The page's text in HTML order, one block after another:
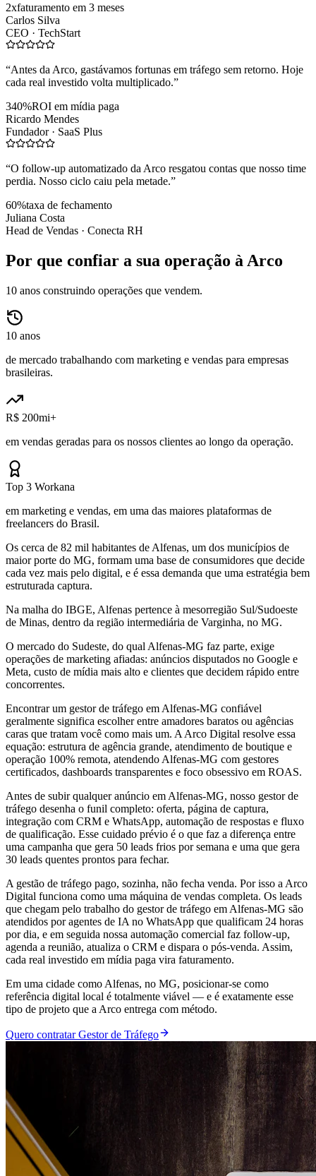
2xfaturamento em 3 meses
Carlos Silva
CEO · TechStart
“Antes da Arco, gastávamos fortunas em tráfego sem retorno. Hoje
cada real investido volta multiplicado.”
340%ROI em mídia paga
Ricardo Mendes
Fundador · SaaS Plus
“O follow-up automatizado da Arco resgatou contas que nosso time
perdia. Nosso ciclo caiu pela metade.”
60%taxa de fechamento
Juliana Costa
Head de Vendas · Conecta RH
Por que confiar a sua operação à Arco
10 anos construindo operações que vendem.
10 anos
de mercado trabalhando com marketing e vendas para empresas
brasileiras.
R$ 200mi+
em vendas geradas para os nossos clientes ao longo da operação.
Top 3 Workana
em marketing e vendas, em uma das maiores plataformas de
freelancers do Brasil.
Os cerca de 82 mil habitantes de Alfenas, um dos municípios de
maior porte do MG, formam uma base de consumidores que decide
cada vez mais pelo digital, e é essa demanda que uma estratégia bem
estruturada captura.
Na malha do IBGE, Alfenas pertence à mesorregião Sul/Sudoeste
de Minas, dentro da região intermediária de Varginha, no MG.
O mercado do Sudeste, do qual Alfenas-MG faz parte, exige
operações de marketing afiadas: anúncios disputados no Google e
Meta, custo de mídia mais alto e clientes que decidem rápido entre
concorrentes.
Encontrar um gestor de tráfego em Alfenas-MG confiável
geralmente significa escolher entre amadores baratos ou agências
caras que tratam você como mais um. A Arco Digital resolve essa
equação: estrutura de agência grande, atendimento de boutique e
operação 100% remota, atendendo Alfenas-MG com gestores
certificados, dashboards transparentes e foco obsessivo em ROAS.
Antes de subir qualquer anúncio em Alfenas-MG, nosso gestor de
tráfego desenha o funil completo: oferta, página de captura,
integração com CRM e WhatsApp, automação de respostas e fluxo
de qualificação. Esse cuidado prévio é o que faz a diferença entre
uma campanha que gera 50 leads frios por semana e uma que gera
30 leads quentes prontos para fechar.
A gestão de tráfego pago, sozinha, não fecha venda. Por isso a Arco
Digital funciona como uma máquina de vendas completa. Os leads
que chegam pelo trabalho do gestor de tráfego em Alfenas-MG são
atendidos por agentes de IA no WhatsApp que qualificam 24 horas
por dia, e em seguida nossa automação comercial faz follow-up,
agenda a reunião, atualiza o CRM e dispara o pós-venda. Assim,
cada real investido em mídia paga vira faturamento.
Em uma cidade como Alfenas, no MG, posicionar-se como
referência digital local é totalmente viável — e é exatamente esse
tipo de projeto que a Arco entrega com método.
Quero contratar Gestor de Tráfego